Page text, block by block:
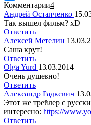
Комментарии4
Андрей Остапченко
Так вышел фильм? xD
Ответить
Алексей Метелин
Саша крут!
Ответить
Olga Yurd 13.03.2014
Очень душевно!
Ответить
Александр Радкевич
Этот же трейлер с
интересно: https://
Ответить